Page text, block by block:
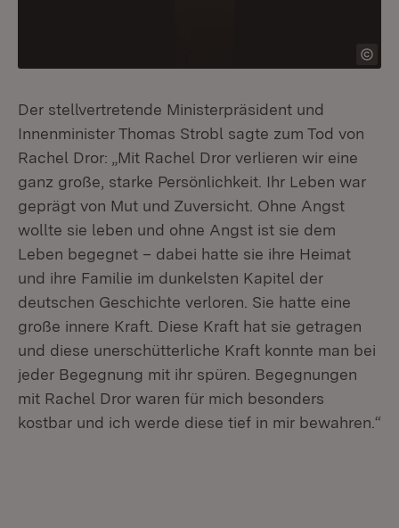
Der stellvertretende Ministerpräsident und
Innenminister Thomas Strobl sagte zum Tod von
Rachel Dror: „Mit Rachel Dror verlieren wir eine
ganz große, starke Persönlichkeit. Ihr Leben war
geprägt von Mut und Zuversicht. Ohne Angst
wollte sie leben und ohne Angst ist sie dem
Leben begegnet – dabei hatte sie ihre Heimat
und ihre Familie im dunkelsten Kapitel der
deutschen Geschichte verloren. Sie hatte eine
große innere Kraft. Diese Kraft hat sie getragen
und diese unerschütterliche Kraft konnte man bei
jeder Begegnung mit ihr spüren. Begegnungen
mit Rachel Dror waren für mich besonders
kostbar und ich werde diese tief in mir bewahren.“